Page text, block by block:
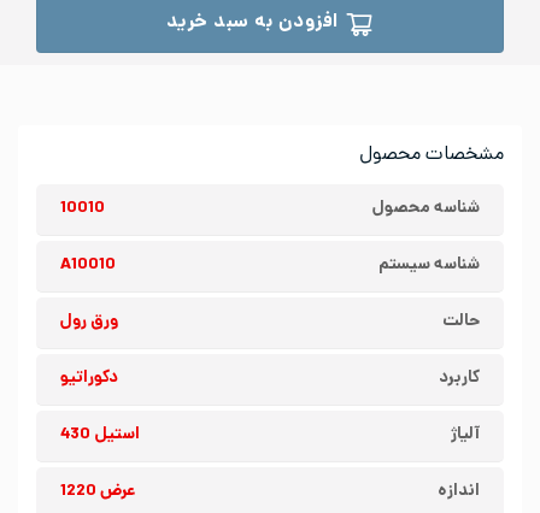
مشخصات محصول
شناسه محصول 10010
شناسه سیستم A10010
حالت ورق رول
کاربرد دکوراتیو
آلیاژ استیل 430
اندازه عرض 1220
افزودن به سبد خرید